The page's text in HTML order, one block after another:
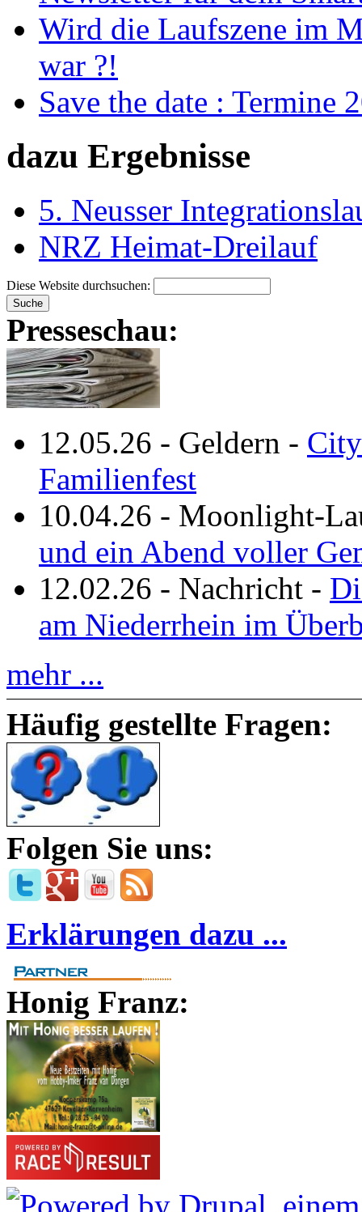
Wird die Laufszene im
war ?!
Save the date : Termine
dazu Ergebnisse
5. Neusser
NRZ Heimat-Dreilauf
Diese Website durchsuchen:
Presseschau:
12.05.26 - Geldern -
Familienfest
10.04.26 - Moonlight-
und ein Abend voller
12.02.26 - Nachricht -
am Niederrhein im
mehr ...
Häufig gestellte Fragen:
Folgen Sie uns:
Erklärungen dazu ...
Honig Franz: